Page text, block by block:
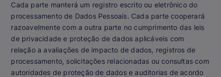
Cada parte manterá um registro escrito ou eletrônico do
processamento de Dados Pessoais. Cada parte cooperará
razoavelmente com a outra parte no cumprimento das leis
de privacidade e proteção de dados aplicáveis com
relação a avaliações de impacto de dados, registros de
processamento, solicitações relacionadas ou consultas com
autoridades de proteção de dados e auditorias de acordo